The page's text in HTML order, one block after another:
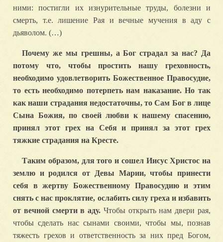
ними: постигли их изнурительные труды, болезни и
смерть, т.е. лишение Рая и вечные мучения в аду с
дьяволом. (…)
Почему же мы грешны, а Бог страдал за нас? Да
потому что, чтобы простить нашу греховность,
необходимо удовлетворить Божественное Правосудие,
то есть необходимо потерпеть нам наказание. Но так
как наши страдания недостаточны, то Сам Бог в лице
Сына Божия, по своей любви к нашему спасению,
принял этот грех на Себя и принял за этот грех
тяжкие страдания на Кресте.
Таким образом, для того и сошел Иисус Христос на
землю и родился от Девы Марии, чтобы принести
себя в жертву Божественному Правосудию и этим
снять с нас проклятие, ослабить силу греха и избавить
от вечной смерти в аду. Чтобы открыть нам двери рая,
чтобы сделать нас сынами своими, чтобы мы, познав
тяжесть грехов и ответственность за них пред Богом,